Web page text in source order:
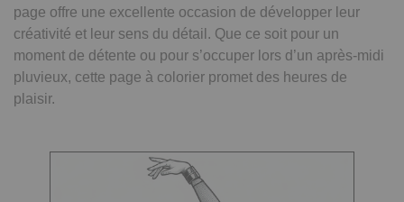
page offre une excellente occasion de développer leur
créativité et leur sens du détail. Que ce soit pour un
moment de détente ou pour s’occuper lors d’un après-midi
pluvieux, cette page à colorier promet des heures de
plaisir.